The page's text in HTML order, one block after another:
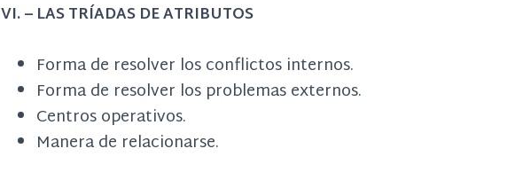
VI. – LAS TRÍADAS DE ATRIBUTOS
Forma de resolver los conflictos internos.
Forma de resolver los problemas externos.
Centros operativos.
Manera de relacionarse.